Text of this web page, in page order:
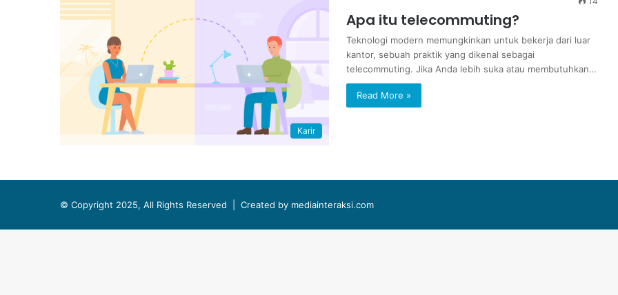
Karir
Apa itu telecommuting?
Teknologi modern memungkinkan untuk bekerja dari luar
kantor, sebuah praktik yang dikenal sebagai
telecommuting. Jika Anda lebih suka atau membutuhkan…
Read More »
© Copyright 2025, All Rights Reserved | Created by mediainteraksi.com